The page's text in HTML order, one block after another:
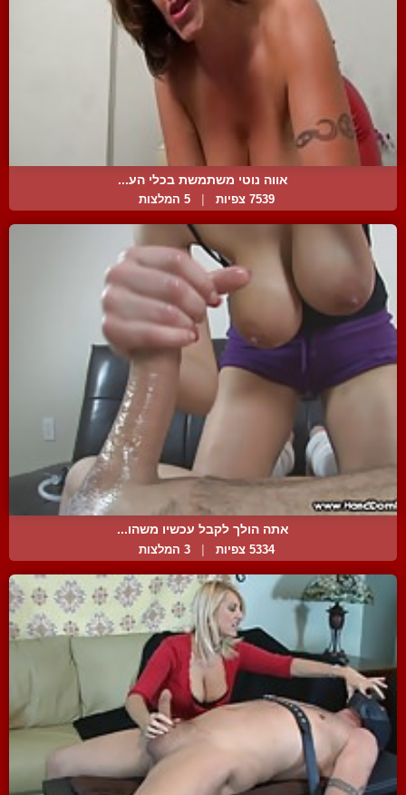
אווה נוטי משתמשת בכלי הע...
7539 צפיות 5 המלצות
אתה הולך לקבל עכשיו משהו...
5334 צפיות 3 המלצות